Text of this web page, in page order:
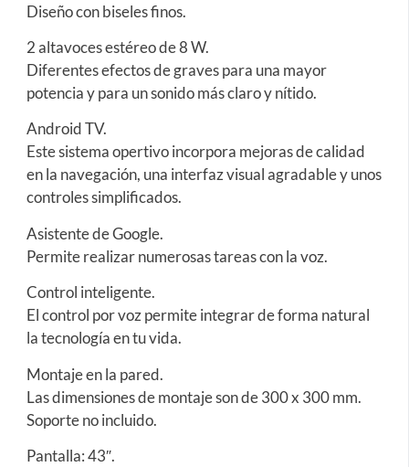
Diseño con biseles finos.
2 altavoces estéreo de 8 W.
Diferentes efectos de graves para una mayor
potencia y para un sonido más claro y nítido.
Android TV.
Este sistema opertivo incorpora mejoras de calidad
en la navegación, una interfaz visual agradable y unos
controles simplificados.
Asistente de Google.
Permite realizar numerosas tareas con la voz.
Control inteligente.
El control por voz permite integrar de forma natural
la tecnología en tu vida.
Montaje en la pared.
Las dimensiones de montaje son de 300 x 300 mm.
Soporte no incluido.
Pantalla: 43″.